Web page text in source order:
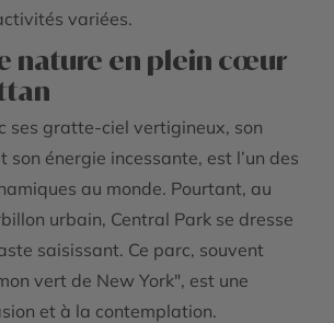
variées.
nature en plein cœur
ses gratte-ciel vertigineux, son
son énergie incessante, est l’un des
au monde. Pourtant, au
urbain, Central Park se dresse
saisissant. Ce parc, souvent
vert de New York", est une
et à la contemplation.